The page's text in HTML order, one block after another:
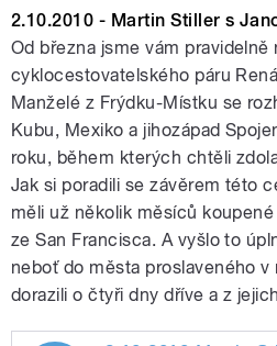
2.10.2010 - Martin Stiller s
Od března jsme vám pravidelně
cyklocestovatelského páru
Manželé z Frýdku-Místku se
Kubu, Mexiko a jihozápad
roku, během kterých chtěli
Jak si poradili se závěrem této
měli už několik měsíců
ze San Francisca. A vyšlo to
neboť do města proslaveného
dorazili o čtyři dny dříve a z